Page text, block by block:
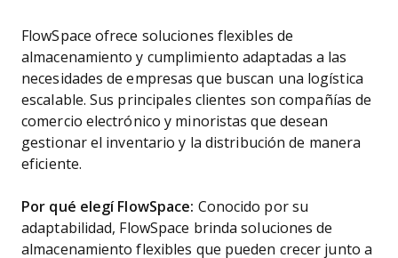
FlowSpace ofrece soluciones flexibles de
almacenamiento y cumplimiento adaptadas a las
necesidades de empresas que buscan una logística
escalable. Sus principales clientes son compañías de
comercio electrónico y minoristas que desean
gestionar el inventario y la distribución de manera
eficiente.
Por qué elegí FlowSpace: Conocido por su
adaptabilidad, FlowSpace brinda soluciones de
almacenamiento flexibles que pueden crecer junto a